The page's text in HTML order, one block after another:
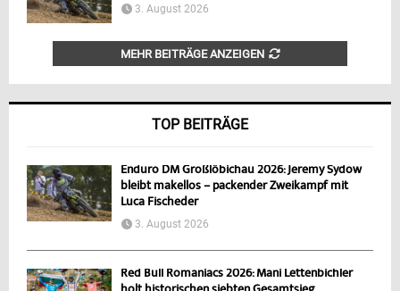
3. August 2026
MEHR BEITRÄGE ANZEIGEN
TOP BEITRÄGE
Enduro DM Großlöbichau 2026: Jeremy Sydow
bleibt makellos – packender Zweikampf mit
Luca Fischeder
3. August 2026
Red Bull Romaniacs 2026: Mani Lettenbichler